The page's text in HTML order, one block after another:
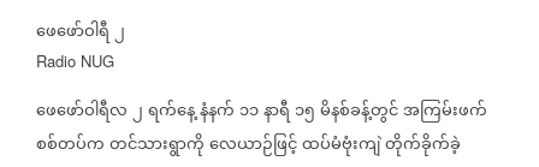
ဖေဖော်ဝါရီ၂
Radio NUG
ဖေဖော်ဝါရီလ၂ရက်နေ့နံနက် ၁၁နာရီ ၁၅မိနစ်ခန့်တွင်အကြမ်းဖက်
စစ်တပ်ကတင်သားရွာကိုလေယာဉ်ဖြင့်ထပ်မံဗုံးကျဲတိုက်ခိုက်ခဲ့